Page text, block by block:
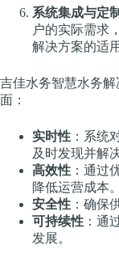
系统集成与定
户的实际需求
解决方案的适
吉佳水务智慧水务
面：
实时性 ：系统
及时发现并解
高效性 ：通过
降低运营成本。
安全性 ：确保
可持续性 ：通
发展。